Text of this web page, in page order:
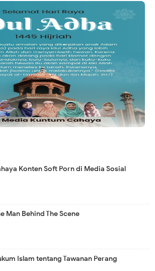
Konten Soft Porn di Media Sosial
Man Behind The Scene
Islam tentang Tawanan Perang